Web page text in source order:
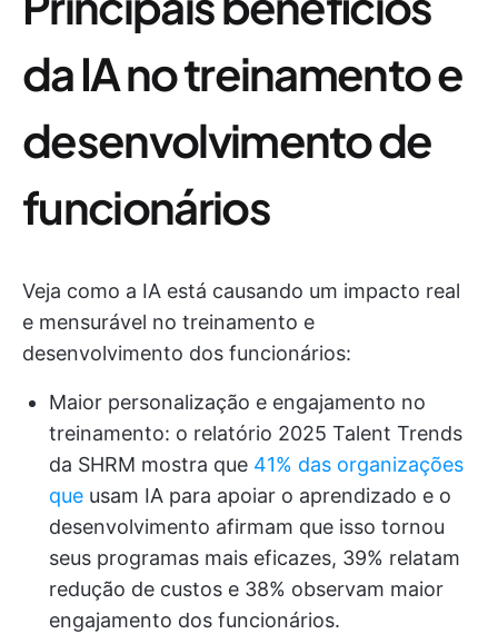
da IA no treinamento e
desenvolvimento de
funcionários
Veja como a IA está causando um impacto real
e mensurável no treinamento e
desenvolvimento dos funcionários:
Maior personalização e engajamento no
treinamento: o relatório 2025 Talent Trends
da SHRM mostra que 41% das organizações
que usam IA para apoiar o aprendizado e o
desenvolvimento afirmam que isso tornou
seus programas mais eficazes, 39% relatam
redução de custos e 38% observam maior
engajamento dos funcionários.